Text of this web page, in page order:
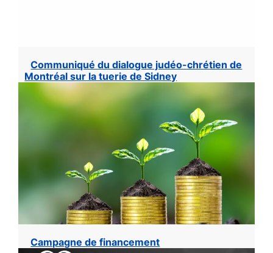
Communiqué du dialogue judéo-chrétien de
Montréal sur la tuerie de Sidney
Campagne de financement